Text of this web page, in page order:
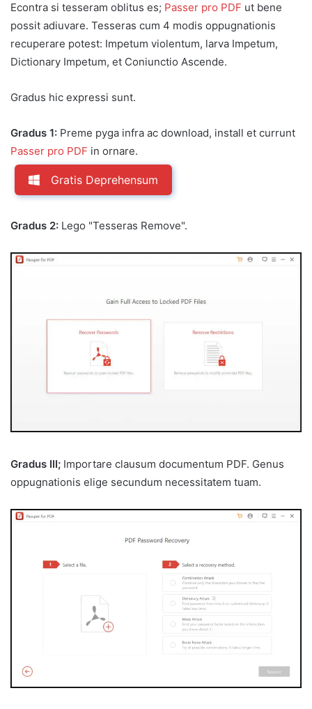
Econtra si tesseram oblitus es; Passer pro PDF ut bene
possit adiuvare. Tesseras cum 4 modis oppugnationis
recuperare potest: Impetum violentum, larva Impetum,
Dictionary Impetum, et Coniunctio Ascende.
Gradus hic expressi sunt.
Gradus 1: Preme pyga infra ac download, install et currunt
Passer pro PDF in ornare.
Gratis Deprehensum
Gradus 2: Lego "Tesseras Remove".
Gradus III; Importare clausum documentum PDF. Genus
oppugnationis elige secundum necessitatem tuam.